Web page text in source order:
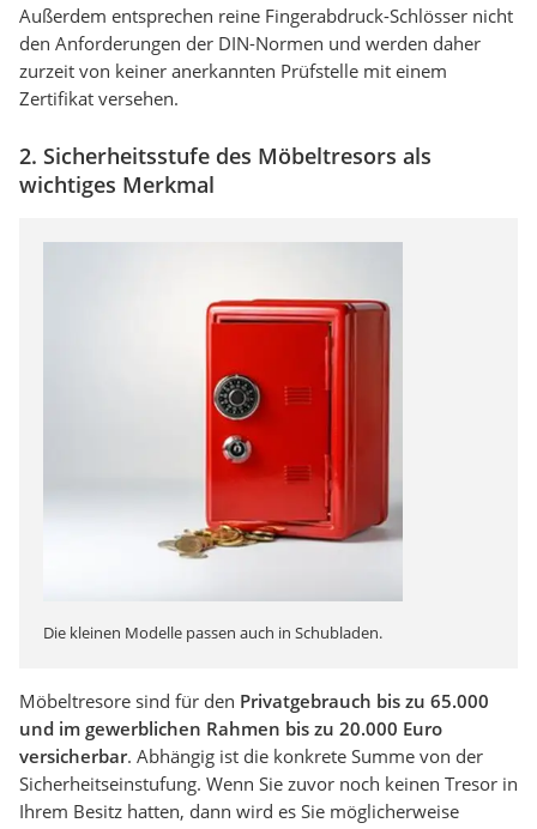
Außerdem entsprechen reine Fingerabdruck-Schlösser nicht
den Anforderungen der DIN-Normen und werden daher
zurzeit von keiner anerkannten Prüfstelle mit einem
Zertifikat versehen.
2. Sicherheitsstufe des Möbeltresors als
wichtiges Merkmal
Die kleinen Modelle passen auch in Schubladen.
Möbeltresore sind für den Privatgebrauch bis zu 65.000
und im gewerblichen Rahmen bis zu 20.000 Euro
versicherbar. Abhängig ist die konkrete Summe von der
Sicherheitseinstufung. Wenn Sie zuvor noch keinen Tresor in
Ihrem Besitz hatten, dann wird es Sie möglicherweise